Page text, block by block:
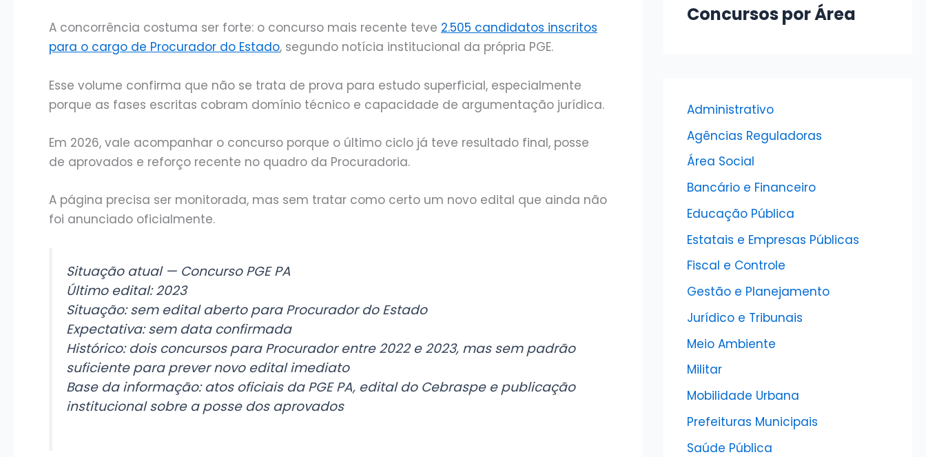
A concorrência costuma ser forte: o concurso mais recente teve 2.505 candidatos inscritos
para o cargo de Procurador do Estado, segundo notícia institucional da própria PGE.
Esse volume confirma que não se trata de prova para estudo superficial, especialmente
porque as fases escritas cobram domínio técnico e capacidade de argumentação jurídica.
Em 2026, vale acompanhar o concurso porque o último ciclo já teve resultado final, posse
de aprovados e reforço recente no quadro da Procuradoria.
A página precisa ser monitorada, mas sem tratar como certo um novo edital que ainda não
foi anunciado oficialmente.
Situação atual — Concurso PGE PA
Último edital: 2023
Situação: sem edital aberto para Procurador do Estado
Expectativa: sem data confirmada
Histórico: dois concursos para Procurador entre 2022 e 2023, mas sem padrão
suficiente para prever novo edital imediato
Base da informação: atos oficiais da PGE PA, edital do Cebraspe e publicação
institucional sobre a posse dos aprovados
Concursos por Área
Administrativo
Agências Reguladoras
Área Social
Bancário e Financeiro
Educação Pública
Estatais e Empresas Públicas
Fiscal e Controle
Gestão e Planejamento
Jurídico e Tribunais
Meio Ambiente
Militar
Mobilidade Urbana
Prefeituras Municipais
Saúde Pública